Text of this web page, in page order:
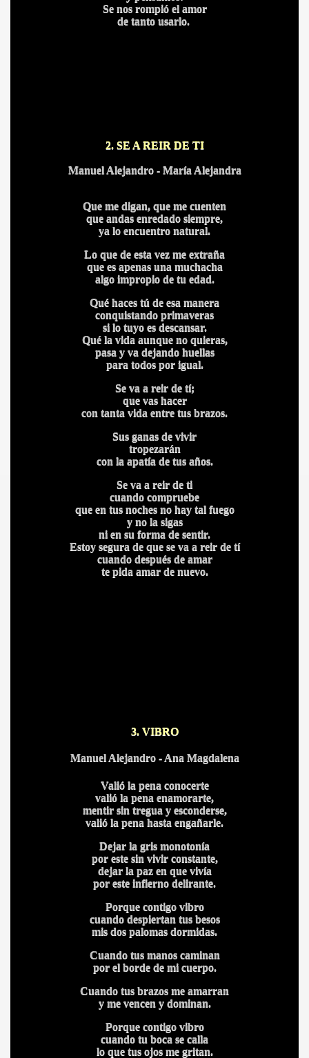
Se nos rompió el amor
de tanto usarlo.
2. SE A REIR DE TI
Manuel Alejandro - María Alejandra
Que me digan, que me cuenten
que andas enredado siempre,
ya lo encuentro natural.
Lo que de esta vez me extraña
que es apenas una muchacha
algo impropio de tu edad.
Qué haces tú de esa manera
conquistando primaveras
si lo tuyo es descansar.
Qué la vida aunque no quieras,
pasa y va dejando huellas
para todos por igual.
Se va a reir de tí;
que vas hacer
con tanta vida entre tus brazos.
Sus ganas de vivir
tropezarán
con la apatía de tus años.
Se va a reir de ti
cuando compruebe
que en tus noches no hay tal fuego
y no la sigas
ni en su forma de sentir.
Estoy segura de que se va a reir de tí
cuando después de amar
te pida amar de nuevo.
3. VIBRO
Manuel Alejandro - Ana Magdalena
Valió la pena conocerte
valió la pena enamorarte,
mentir sin tregua y esconderse,
valió la pena hasta engañarle.
Dejar la gris monotonía
por este sin vivir constante,
dejar la paz en que vivía
por este infierno delirante.
Porque contigo vibro
cuando despiertan tus besos
mis dos palomas dormidas.
Cuando tus manos caminan
por el borde de mi cuerpo.
Cuando tus brazos me amarran
y me vencen y dominan.
Porque contigo vibro
cuando tu boca se calla
lo que tus ojos me gritan.